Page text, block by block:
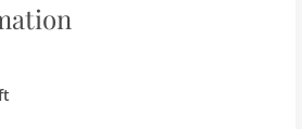
1 Zimmer mit 2 Betten und
kleine Galerie. Balkon,
Terrassenmöbel, Gartengrill
Herrliche Panoramasicht auf die